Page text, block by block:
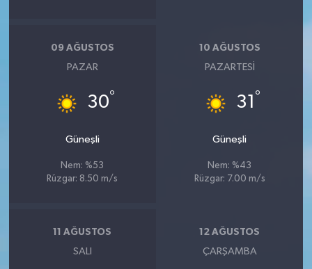
09 AĞUSTOS
PAZAR
30°
Güneşli
Nem: %53
Rüzgar: 8.50 m/s
10 AĞUSTOS
PAZARTESI
31 °
Güneşli
Nem: %43
Rüzgar: 7.00 m/s
11 AĞUSTOS
SALI
12 AĞUSTOS
ÇARŞAMBA